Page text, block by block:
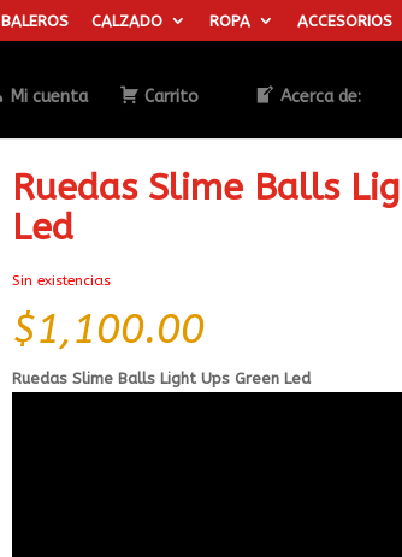
BALEROS CALZADO ROPA ACCESORIOS
Mi cuenta Carrito Acerca de:
Búsqueda
Ruedas Slime Balls
Led
Sin existencias
$1,100.00
Ruedas Slime Balls Light Ups Green Led